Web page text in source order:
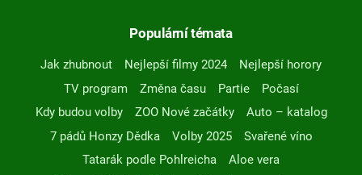
Populární témata
Jak zhubnout Nejlepší filmy 2024
Nejlepší horory
TV program
Změna času Partie
Počasí
Kdy budou volby
ZOO Nové začátky
Auto – katalog
7 pádů Honzy Dědka
Volby 2025
Svařené víno
Tatarák podle Pohlreicha
Aloe vera